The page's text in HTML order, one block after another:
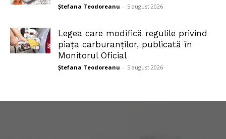
Ștefana Teodoreanu - 5 august 2026
Legea care modifică regulile privind
piața carburanților, publicată în
Monitorul Oficial
Ștefana Teodoreanu - 5 august 2026